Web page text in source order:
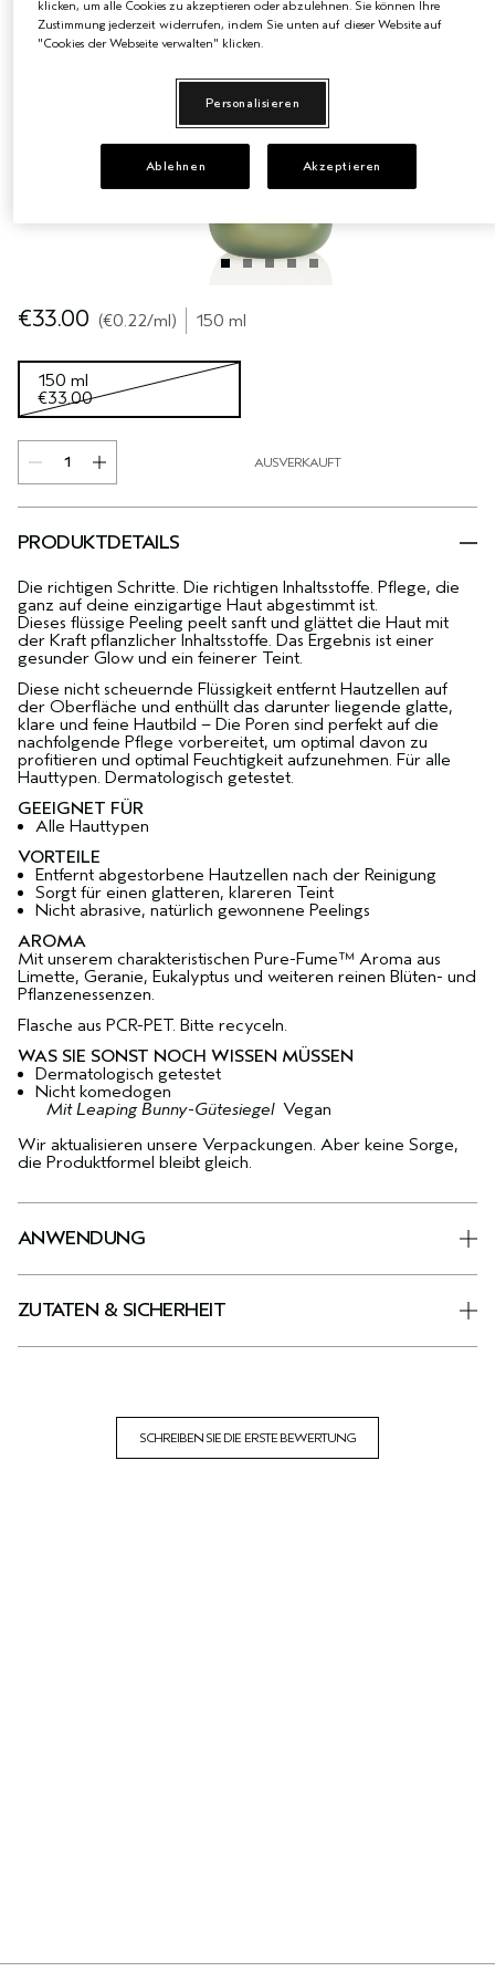
EMPFINDLICHE KOPFHAUT
PURE ABUNDANCE
ALLE KOLLEKTIONEN
€33.00 €0.22/ml 150 ml
150 ml
€33.00
AUSVERKAUFT
PRODUKTDETAILS
Die richtigen Schritte. Die richtigen Inhaltsstoffe. Pflege, die
ganz auf deine einzigartige Haut abgestimmt ist.
Dieses flüssige Peeling peelt sanft und glättet die Haut mit
der Kraft pflanzlicher Inhaltsstoffe. Das Ergebnis ist einer
gesunder Glow und ein feinerer Teint.
Diese nicht scheuernde Flüssigkeit entfernt Hautzellen auf
der Oberfläche und enthüllt das darunter liegende glatte,
klare und feine Hautbild – Die Poren sind perfekt auf die
nachfolgende Pflege vorbereitet, um optimal davon zu
profitieren und optimal Feuchtigkeit aufzunehmen. Für alle
Hauttypen. Dermatologisch getestet.
GEEIGNET FÜR
Alle Hauttypen
VORTEILE
Entfernt abgestorbene Hautzellen nach der Reinigung
Sorgt für einen glatteren, klareren Teint
Nicht abrasive, natürlich gewonnene Peelings
AROMA
Mit unserem charakteristischen Pure-Fume™ Aroma aus
Limette, Geranie, Eukalyptus und weiteren reinen Blüten- und
Pflanzenessenzen.
Flasche aus PCR-PET. Bitte recyceln.
WAS SIE SONST NOCH WISSEN MÜSSEN
Dermatologisch getestet
Nicht komedogen
Mit Leaping Bunny-Gütesiegel Vegan
Wir aktualisieren unsere Verpackungen. Aber keine Sorge,
die Produktformel bleibt gleich.
ANWENDUNG
ZUTATEN & SICHERHEIT
SCHREIBEN SIE DIE ERSTE BEWERTUNG
klicken, um alle Cookies zu akzeptieren oder abzulehnen. Sie können Ihre
Zustimmung jederzeit widerrufen, indem Sie unten auf dieser Website auf
"Cookies der Webseite verwalten" klicken.
Personalisieren
Ablehnen Akzeptieren